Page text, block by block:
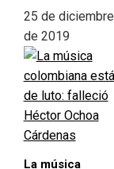
25 de diciembre
de 2019
La música